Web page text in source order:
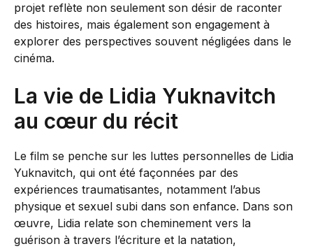
projet reflète non seulement son désir de raconter
des histoires, mais également son engagement à
explorer des perspectives souvent négligées dans le
cinéma.
La vie de Lidia Yuknavitch
au cœur du récit
Le film se penche sur les luttes personnelles de Lidia
Yuknavitch, qui ont été façonnées par des
expériences traumatisantes, notamment l’abus
physique et sexuel subi dans son enfance. Dans son
œuvre, Lidia relate son cheminement vers la
guérison à travers l’écriture et la natation,